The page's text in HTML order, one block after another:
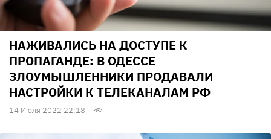
НАЖИВАЛИСЬ НА ДОСТУПЕ К
ПРОПАГАНДЕ: В ОДЕССЕ
ЗЛОУМЫШЛЕННИКИ ПРОДАВАЛИ
НАСТРОЙКИ К ТЕЛЕКАНАЛАМ РФ
14 Июля 2022 22:18